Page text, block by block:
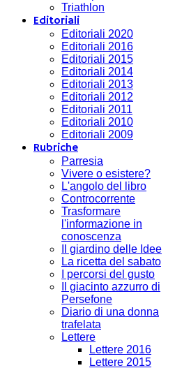
Triathlon
Editoriali
Editoriali 2020
Editoriali 2016
Editoriali 2015
Editoriali 2014
Editoriali 2013
Editoriali 2012
Editoriali 2011
Editoriali 2010
Editoriali 2009
Rubriche
Parresia
Vivere o esistere?
L'angolo del libro
Controcorrente
Trasformare
l'informazione in
conoscenza
Il giardino delle Idee
La ricetta del sabato
I percorsi del gusto
Il giacinto azzurro di
Persefone
Diario di una donna
trafelata
Lettere
Lettere 2016
Lettere 2015